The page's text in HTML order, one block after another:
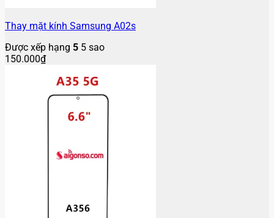
Thay mặt kính Samsung A02s
Được xếp hạng 5 5 sao
150.000₫